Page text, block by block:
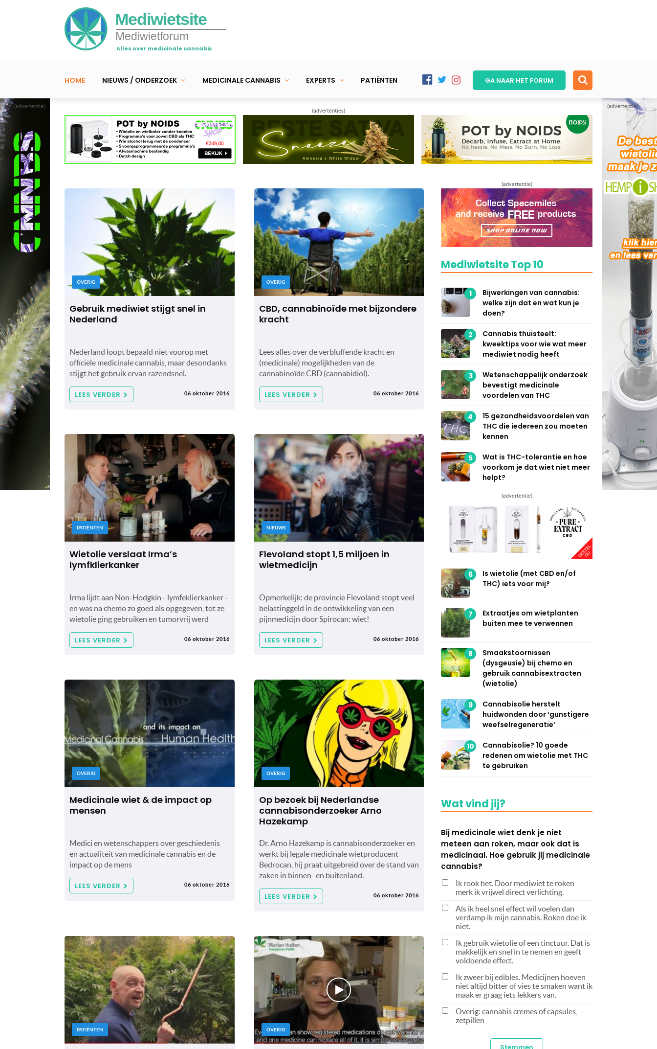
(advertentie) (advertentie)
Mediwietsite
Mediwietforum
Alles over medicinale cannabis
HOME NIEUWS / ONDERZOEK MEDICINALE CANNABIS EXPERTS PATIËNTEN GA NAAR HET FORUM
(advertenties)
OVERIG
Gebruik mediwiet stijgt snel in
Nederland
Nederland loopt bepaald niet voorop met
officiële medicinale cannabis, maar desondanks
stijgt het gebruik ervan razendsnel.
LEES VERDER 06 oktober 2016
OVERIG
CBD, cannabinoïde met bijzondere
kracht
Lees alles over de verbluffende kracht en
(medicinale) mogelijkheden van de
cannabinoïde CBD (cannabidiol).
LEES VERDER 06 oktober 2016
PATIËNTEN
Wietolie verslaat Irma’s
lymfklierkanker
Irma lijdt aan Non-Hodgkin - lymfeklierkanker -
en was na chemo zo goed als opgegeven, tot ze
wietolie ging gebruiken en tumorvrij werd
LEES VERDER 06 oktober 2016
NIEUWS
Flevoland stopt 1,5 miljoen in
wietmedicijn
Opmerkelijk: de provincie Flevoland stopt veel
belastinggeld in de ontwikkeling van een
pijnmedicijn door Spirocan: wiet!
LEES VERDER 06 oktober 2016
OVERIG
Medicinale wiet & de impact op
mensen
Medici en wetenschappers over geschiedenis
en actualiteit van medicinale cannabis en de
impact op de mens
LEES VERDER 06 oktober 2016
OVERIG
Op bezoek bij Nederlandse
cannabisonderzoeker Arno
Hazekamp
Dr. Arno Hazekamp is cannabisonderzoeker en
werkt bij legale medicinale wietproducent
Bedrocan, hij praat uitgebreid over de stand van
zaken in binnen- en buitenland.
LEES VERDER 06 oktober 2016
PATIËNTEN OVERIG
(advertentie)
Mediwietsite Top 10
1
Bijwerkingen van cannabis:
welke zijn dat en wat kun je
doen?
2
Cannabis thuisteelt:
kweektips voor wie wat meer
mediwiet nodig heeft
3
Wetenschappelijk onderzoek
bevestigt medicinale
voordelen van THC
4
15 gezondheidsvoordelen van
THC die iedereen zou moeten
kennen
5
Wat is THC-tolerantie en hoe
voorkom je dat wiet niet meer
helpt?
(advertentie)
6
Is wietolie (met CBD en/of
THC) iets voor mij?
7
Extraatjes om wietplanten
buiten mee te verwennen
8
Smaakstoornissen
(dysgeusie) bij chemo en
gebruik cannabisextracten
(wietolie)
9
Cannabisolie herstelt
huidwonden door ‘gunstigere
weefselregeneratie’
10
Cannabisolie? 10 goede
redenen om wietolie met THC
te gebruiken
Wat vind jij?
Bij medicinale wiet denk je niet
meteen aan roken, maar ook dat is
medicinaal. Hoe gebruik jij medicinale
cannabis?
Ik rook het. Door mediwiet te roken
merk ik vrijwel direct verlichting.
Als ik heel snel effect wil voelen dan
verdamp ik mijn cannabis. Roken doe ik
niet.
Ik gebruik wietolie of een tinctuur. Dat is
makkelijk en snel in te nemen en geeft
voldoende effect.
Ik zweer bij edibles. Medicijnen hoeven
niet altijd bitter of vies te smaken want ik
maak er graag iets lekkers van.
Overig: cannabis cremes of capsules,
zetpillen